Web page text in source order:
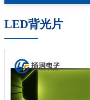
LED背光片